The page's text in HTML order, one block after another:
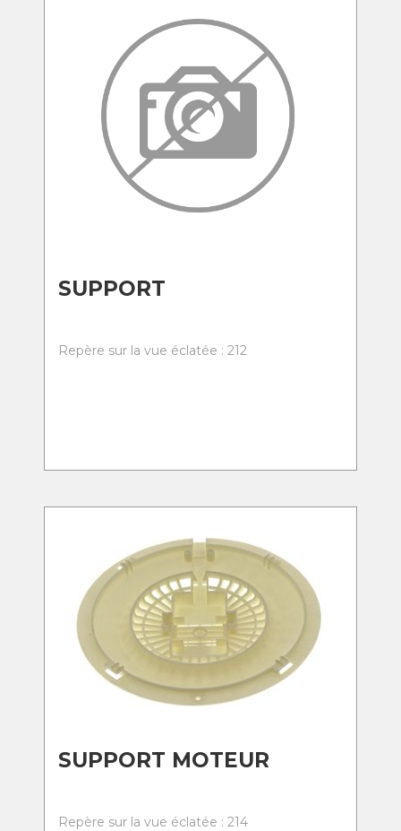
SUPPORT
Repère sur la vue éclatée : 212
SUPPORT MOTEUR
Repère sur la vue éclatée : 214